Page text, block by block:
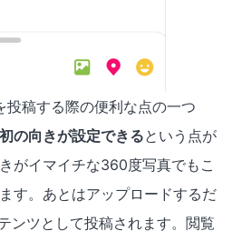
稿する際の便利な点の一つ
の向きが設定できるという点が
がイマイチな360度写真でもこ
す。あとはアップロードするだ
ンツとして投稿されます。閲覧